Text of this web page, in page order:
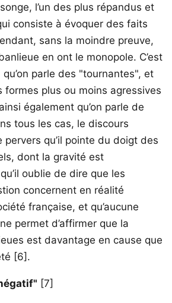
l’un des plus répandus et
consiste à évoquer des faits
sans la moindre preuve,
en ont le monopole. C’est
parle des "tournantes", et
formes plus ou moins agressives
également qu’on parle de
tous les cas, le discours
qu’il pointe du doigt des
dont la gravité est
oublie de dire que les
concernent en réalité
française, et qu’aucune
permet d’affirmer que la
est davantage en cause que
[6] .
[7]